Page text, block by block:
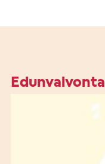
Edunvalvonta